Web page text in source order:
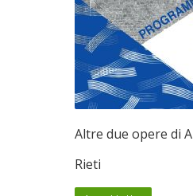
Altre due opere di
Rieti